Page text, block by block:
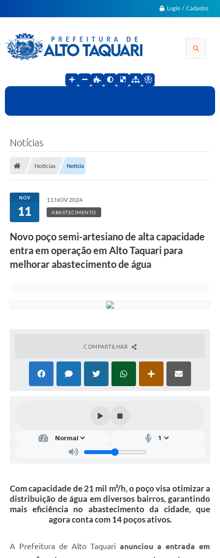
Login / Cadastro
Notícias
Notícias Notícia
NOV
11
11 NOV 2024
ABASTECIMENTO
Novo poço semi-artesiano de alta capacidade
entra em operação em Alto Taquari para
melhorar abastecimento de água
COMPARTILHAR
Com capacidade de 21 mil m³/h, o poço visa otimizar a
distribuição de água em diversos bairros, garantindo
mais eficiência no abastecimento da cidade, que
agora conta com 14 poços ativos.
A Prefeitura de Alto Taquari anunciou a entrada em